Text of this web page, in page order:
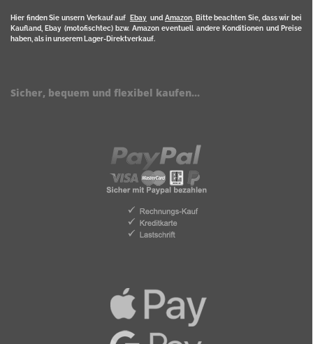
Hier finden Sie unsern Verkauf auf Ebayund Amazon. Bitte beachten Sie, dass wir bei
Kaufland, Ebay (motofischtec) bzw. Amazon eventuell andere Konditionen und Preise
haben, als in unserem Lager-Direktverkauf.
Sicher, bequem und flexibel kaufen...